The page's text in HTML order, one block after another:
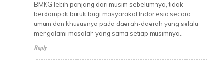
BMKG lebih panjang dari musim sebelumnya, tidak
berdampak buruk bagi masyarakat Indonesia secara
umum dan khususnya pada daerah-daerah yang selalu
mengalami masalah yang sama setiap musimnya..
Reply